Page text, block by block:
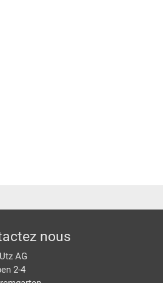
de page
nous
AG
2-4